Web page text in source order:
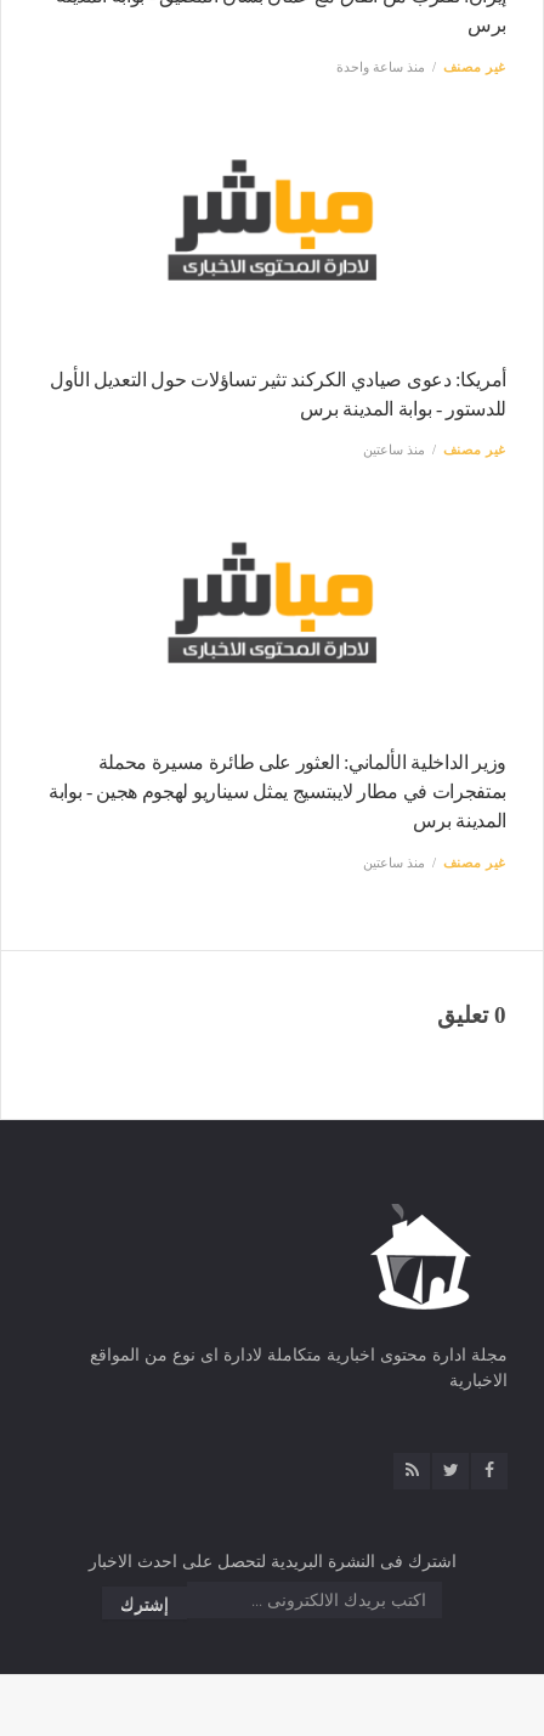
برس
غير مصنف منذ ساعة واحدة
أمريكا: دعوى صيادي الكركند تثير تساؤلات حول التعديل الأول
للدستور - بوابة المدينة برس
غير مصنف منذ ساعتين
وزير الداخلية الألماني: العثور على طائرة مسيرة محملة
بمتفجرات في مطار لايبتسيج يمثل سيناريو لهجوم هجين - بوابة
المدينة برس
غير مصنف منذ ساعتين
0 تعليق
مجلة ادارة محتوى اخبارية متكاملة لادارة اى نوع من المواقع
الاخبارية
اشترك فى النشرة البريدية لتحصل على احدث الاخبار